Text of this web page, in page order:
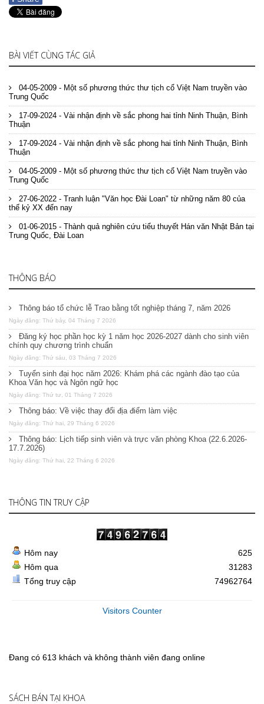
BÀI VIẾT CÙNG TÁC GIẢ
04-05-2009 - Một số phương thức thư tịch cổ Việt Nam truyền vào
Trung Quốc
17-09-2024 - Vài nhận định về sắc phong hai tỉnh Ninh Thuận, Bình
Thuận
17-09-2024 - Vài nhận định về sắc phong hai tỉnh Ninh Thuận, Bình
Thuận
04-05-2009 - Một số phương thức thư tịch cổ Việt Nam truyền vào
Trung Quốc
27-06-2022 - Tranh luận "Văn học Đài Loan" từ những năm 80 của
thế kỷ XX đến nay
01-06-2015 - Thành quả nghiên cứu tiểu thuyết Hán văn Nhật Bản tại
Trung Quốc, Đài Loan
THÔNG BÁO
Thông báo tổ chức lễ Trao bằng tốt nghiệp tháng 7, năm 2026
Ngày đăng: Thứ bảy, 04 Tháng 7 2026
Đăng ký học phần học kỳ 1 năm học 2026-2027 dành cho sinh viên
chính quy chương trình chuẩn
Ngày đăng: Thứ sáu, 03 Tháng 7 2026
Tuyển sinh đại học năm 2026: Khám phá các ngành đào tạo của
Khoa Văn học và Ngôn ngữ học
Ngày đăng: Thứ tư, 01 Tháng 7 2026
Thông báo: Về việc thay đổi địa điểm làm việc
Ngày đăng: Thứ hai, 29 Tháng 6 2026
Thông báo: Lịch tiếp sinh viên và trực văn phòng Khoa (22.6.2026-
17.7.2026)
Ngày đăng: Thứ hai, 22 Tháng 6 2026
THÔNG TIN TRUY CẬP
Hôm nay
Hôm qua
Tổng truy cập
625
31283
74962764
Visitors Counter
Đang có 613 khách và không thành viên đang online
SÁCH BÁN TẠI KHOA